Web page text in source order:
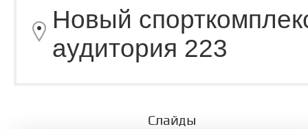
Новый
аудитория 223
Слайды